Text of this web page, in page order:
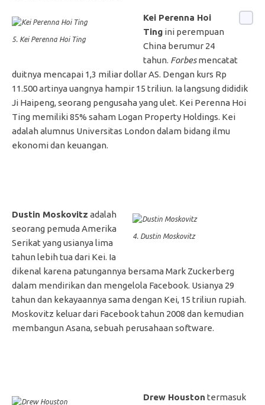
5. Kei Perenna Hoi Ting
Kei Perenna Hoi
Ting ini perempuan
China berumur 24
tahun. Forbesmencatat
duitnya mencapai 1,3 miliar dollar AS. Dengan kurs Rp
11.500 artinya uangnya hampir 15 triliun. Ia langsung dididik
Ji Haipeng, seorang pengusaha yang ulet. Kei Perenna Hoi
Ting memiliki 85% saham Logan Property Holdings. Kei
adalah alumnus Universitas London dalam bidang ilmu
ekonomi dan keuangan.
4. Dustin Moskovitz
Dustin Moskovitz adalah
seorang pemuda Amerika
Serikat yang usianya lima
tahun lebih tua dari Kei. Ia
dikenal karena patungannya bersama Mark Zuckerberg
dalam mendirikan dan mengelola Facebook. Usianya 29
tahun dan kekayaannya sama dengan Kei, 15 triliun rupiah.
Moskovitz keluar dari Facebook tahun 2008 dan kemudian
membangun Asana, sebuah perusahaan software.
Drew Houston termasuk